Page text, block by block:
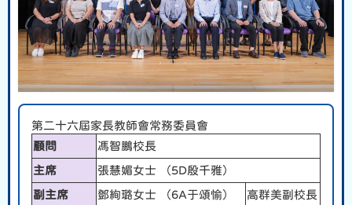
第二十六屆家長教師會常務委員會
顧問
馮智鵬校長
主席 張慧媚女士 （5D殷千雅）
副主席 鄧絢璐女士 （6A于頌愉） 高群美副校長